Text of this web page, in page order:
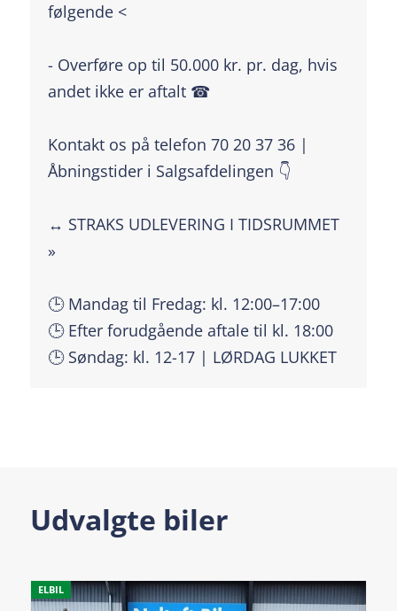
følgende <
- Overføre op til 50.000 kr. pr. dag, hvis
andet ikke er aftalt ☎
Kontakt os på telefon 70 20 37 36 |
Åbningstider i Salgsafdelingen 👇
↔️ STRAKS UDLEVERING I TIDSRUMMET
»
🕒 Mandag til Fredag: kl. 12:00–17:00
🕒 Efter forudgående aftale til kl. 18:00
🕒 Søndag: kl. 12-17 | LØRDAG LUKKET
Udvalgte biler
ELBIL